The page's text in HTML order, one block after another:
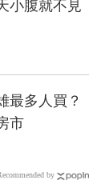
小腹就不見
最多人買？
市
by